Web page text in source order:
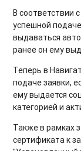
В соответствии
успешной
выдаваться
ранее он ему
Теперь в
подаче заявки,
ему выдается
категорией и
Также в рамках
сертификата к